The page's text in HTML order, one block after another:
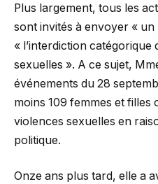
Plus largement, tous les
sont invités à envoyer «
« l’interdiction
sexuelles ». A ce sujet,
événements du 28
moins 109 femmes et filles
violences sexuelles en
politique.
Onze ans plus tard, elle a